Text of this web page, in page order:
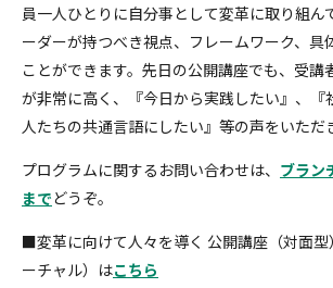
員一人ひとりに自分事として変革に取り組ん
ーダーが持つべき視点、フレームワーク、具
ことができます。先日の公開講座でも、受講
が非常に高く、『今日から実践したい』、『
人たちの共通言語にしたい』等の声をいただ
プログラムに関するお問い合わせは、 ブラン
までどうぞ。
■変革に向けて人々を導く 公開講座（対面型
ーチャル）はこちら